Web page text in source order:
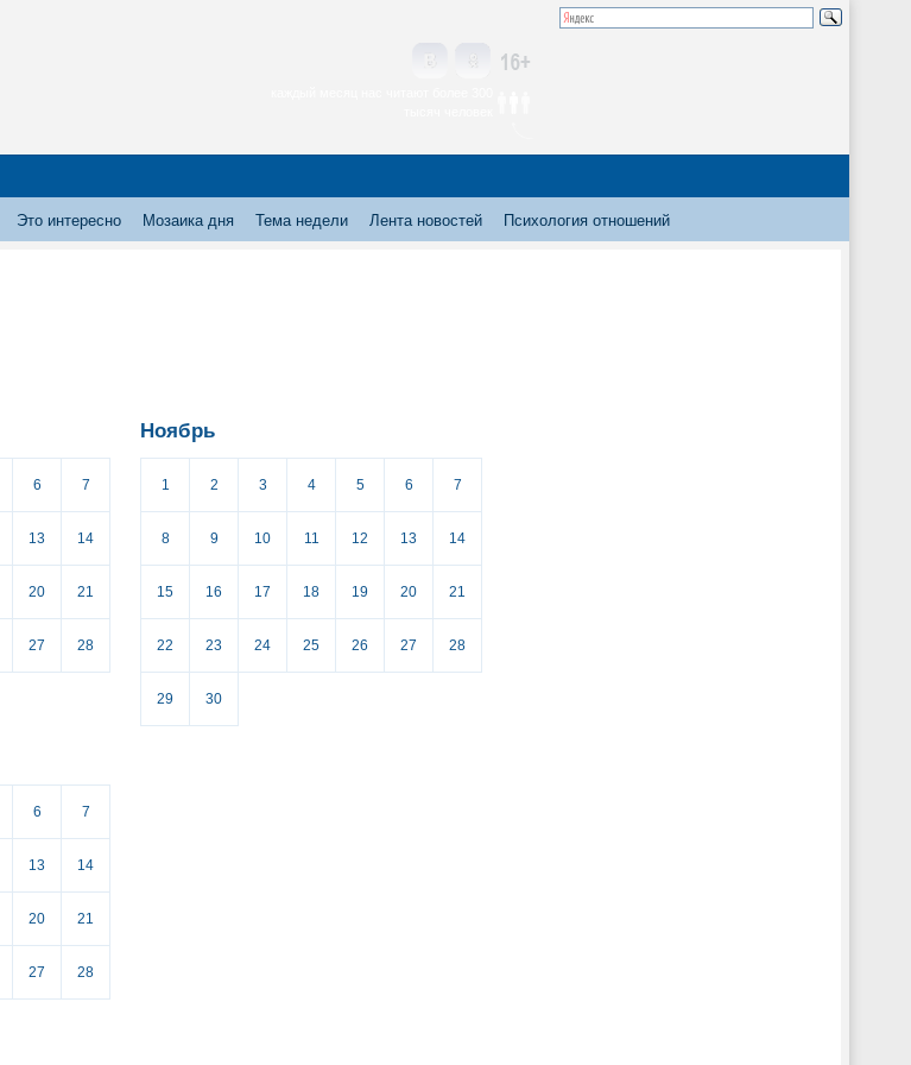
Это интересно Мозаика дня Тема недели Лента новостей Психология отношений
6 7
13 14
20 21
27 28
Ноябрь
1 2 3 4 5 6 7
8 9 10 11 12 13 14
15 16 17 18 19 20 21
22 23 24 25 26 27 28
29 30
6 7
13 14
20 21
27 28